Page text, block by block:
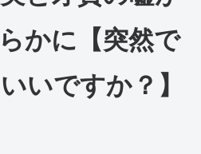
かに【突然で
いですか？】